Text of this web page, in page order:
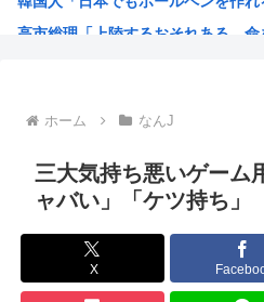
「日本で1番有名なイギリス人」、
高市総理「上陸するおそれある。命
ハンターハンターのウボォーギン
海外「本当にすごい！」日本が清
トー横キッズ、ジャップの大人に
性行為の同意のお勉強漫画が192.1
バニー描いたよ?
ホーム なんJ
三大気持ち悪いゲーム
ャバい」「ケツ持ち」
X